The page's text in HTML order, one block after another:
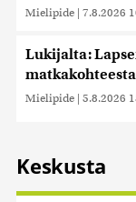
Mielipide | 7.8.2026
Lukijalta:
matkakohteesta
Mielipide | 5.8.2026
Keskusta